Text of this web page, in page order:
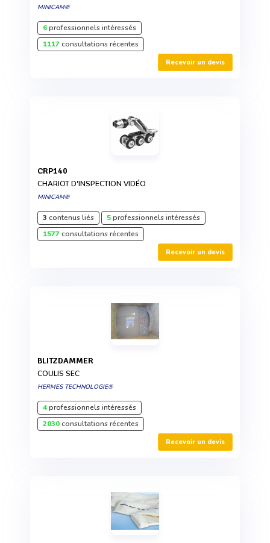
MINICAM®
6professionnels intéressés
1117consultations récentes
Recevoir un devis
CRP140
CHARIOT D'INSPECTION VIDÉO
MINICAM®
3 contenus liés 5professionnels intéressés
1577consultations récentes
Recevoir un devis
BLITZDAMMER
COULIS SEC
HERMES TECHNOLOGIE®
4professionnels intéressés
2030consultations récentes
Recevoir un devis